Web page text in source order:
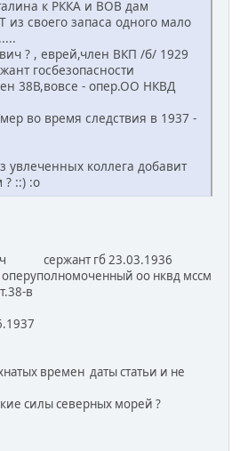
к РККА и ВОВ дам
из своего запаса одного мало
? , еврей,член ВКП /б/ 1929
госбезопасности
38В,вовсе - опер.ОО НКВД
во время следствия в 1937 -
увлеченных коллега добавит
::) :o
сержант гб 23.03.1936
оо нквд мссм
в
времен даты статьи и не
силы северных морей ?